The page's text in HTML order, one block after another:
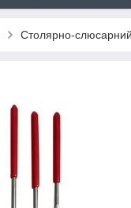
Столярно-